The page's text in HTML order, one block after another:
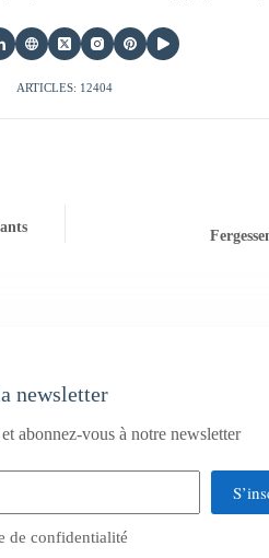
ARTICLES: 12404
newsletter
abonnez-vous à notre newsletter
de confidentialité